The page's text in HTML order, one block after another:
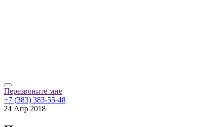
Перезвоните мне
+7 (383) 383-55-48
24 Апр 2018